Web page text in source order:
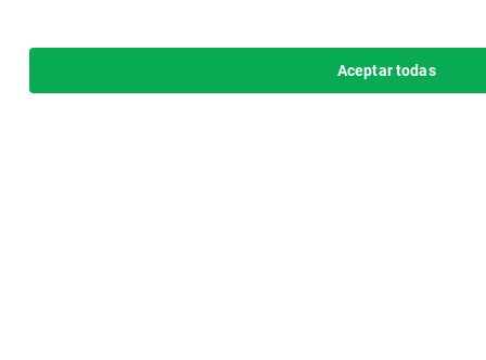
Aceptar todas